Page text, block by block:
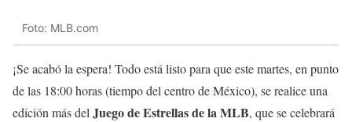
Foto: MLB.com
¡Se acabó la espera! Todo está listo para que este martes, en punto
de las 18:00 horas (tiempo del centro de México), se realice una
edición más del Juego de Estrellas de la MLB, que se celebrará